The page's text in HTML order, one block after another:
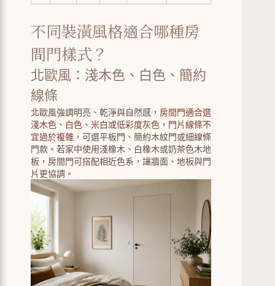
不同裝潢風格適合哪種房
間門樣式？
北歐風：淺木色、白色、簡約
線條
北歐風強調明亮、乾淨與自然感， 房間門適合選
淺木色、白色、米白或低彩度灰色，門片線條不
宜過於複雜 ，可選平板門、簡約木紋門或細線條
門款。若家中使用淺橡木、白橡木或奶茶色木地
板，房間門可搭配相近色系，讓牆面、地板與門
片更協調。